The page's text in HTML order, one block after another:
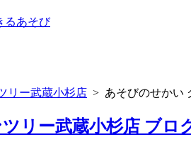
るあそび
リー武蔵小杉店 > あそびのせかい
リー武蔵小杉店 ブロ